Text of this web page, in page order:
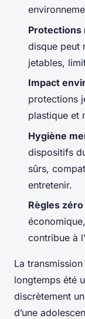
Protections
disque peut
jetables,
Impact
protections
plastique et
Hygiène
dispositifs
sûrs,
entretenir.
Règles
contribue à
La
longtemps été
discrètement
d’une